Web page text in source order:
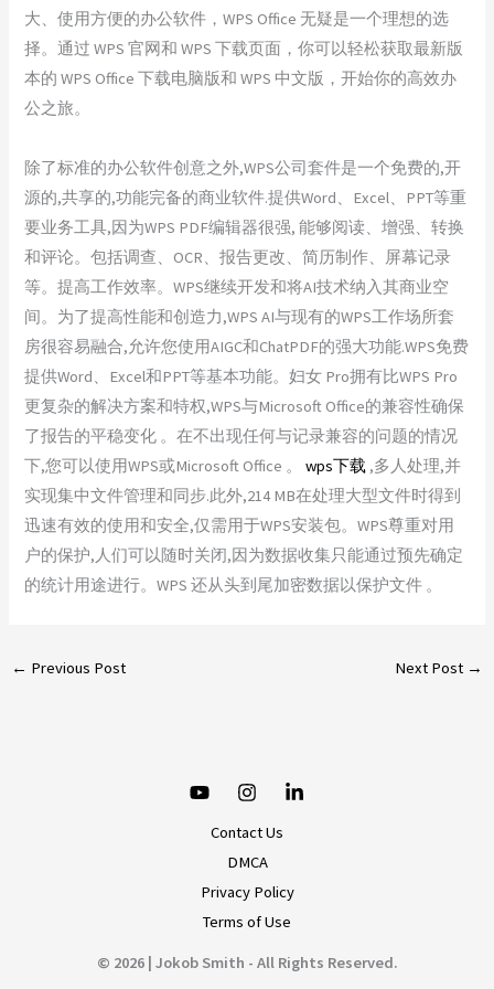
大、使用方便的办公软件，WPS Office 无疑是一个理想的选
择。通过 WPS 官网和 WPS 下载页面，你可以轻松获取最新版
本的 WPS Office 下载电脑版和 WPS 中文版，开始你的高效办
公之旅。
除了标准的办公软件创意之外,WPS公司套件是一个免费的,开
源的,共享的,功能完备的商业软件.提供Word、Excel、PPT等重
要业务工具,因为WPS PDF编辑器很强, 能够阅读、增强、转换
和评论。包括调查、OCR、报告更改、简历制作、屏幕记录
等。提高工作效率。WPS继续开发和将AI技术纳入其商业空
间。为了提高性能和创造力,WPS AI与现有的WPS工作场所套
房很容易融合,允许您使用AIGC和ChatPDF的强大功能.WPS免费
提供Word、Excel和PPT等基本功能。妇女 Pro拥有比WPS Pro
更复杂的解决方案和特权,WPS与Microsoft Office的兼容性确保
了报告的平稳变化 。在不出现任何与记录兼容的问题的情况
下,您可以使用WPS或Microsoft Office 。wps下载 ,多人处理,并
实现集中文件管理和同步.此外,214 MB在处理大型文件时得到
迅速有效的使用和安全,仅需用于WPS安装包。WPS尊重对用
户的保护,人们可以随时关闭,因为数据收集只能通过预先确定
的统计用途进行。WPS 还从头到尾加密数据以保护文件 。
← Previous Post Next Post →
Contact Us
DMCA
Privacy Policy
Terms of Use
© 2026 | Jokob Smith - All Rights Reserved.